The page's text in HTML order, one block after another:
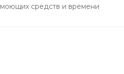
средств и времени